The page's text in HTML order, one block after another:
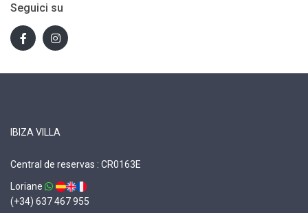
Seguici su
IBIZA VILLA
Central de reservas : CR0163E
Loriane
(+34) 637 467 955